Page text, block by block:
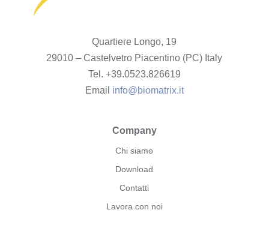
Quartiere Longo, 19
29010 – Castelvetro Piacentino (PC) Italy
Tel. +39.0523.826619
Email info@biomatrix.it
Company
Chi siamo
Download
Contatti
Lavora con noi